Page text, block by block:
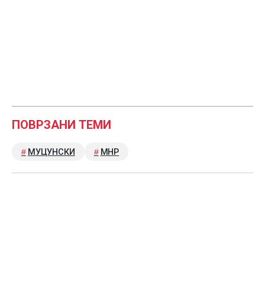
ПОВРЗАНИ ТЕМИ
МУЦУНСКИ МНР